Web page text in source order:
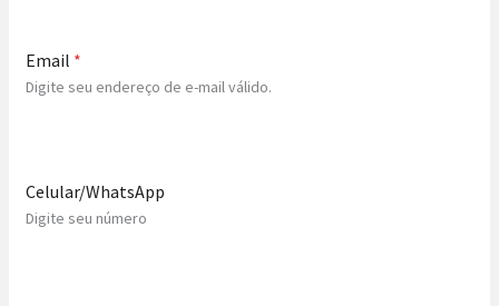
Email *
Digite seu endereço de e-mail válido.
Celular/WhatsApp
Digite seu número